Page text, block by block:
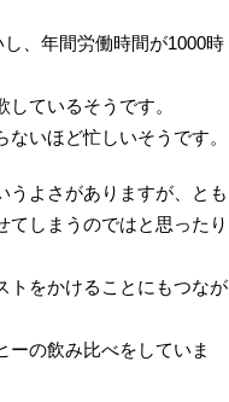
、年間労働時間が1000時
ているそうです。
いほど忙しいそうです。
うよさがありますが、とも
しまうのではと思ったり
トをかけることにもつなが
ーの飲み比べをしていま